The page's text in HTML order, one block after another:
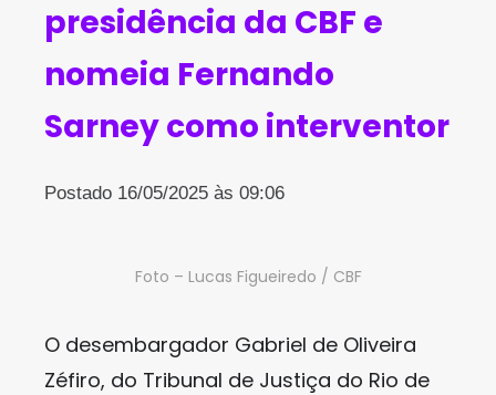
presidência da CBF e
nomeia Fernando
Sarney como interventor
Postado 16/05/2025 às 09:06
Foto – Lucas Figueiredo / CBF
O desembargador Gabriel de Oliveira
Zéfiro, do Tribunal de Justiça do Rio de